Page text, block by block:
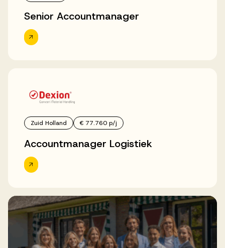
Senior Accountmanager
Zuid Holland € 77.760 p/j
Accountmanager Logistiek